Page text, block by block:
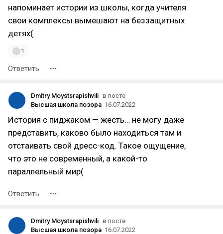
напоминает истории из школы, когда учителя
свои комплексы вымешают на беззащитных
детях(
1
Ответить
Dmitry Moystsrapishvili в посте
Высшая школа позора 16.07.2022
История с пиджаком — жесть… не могу даже
представить, каково было находиться там и
отстаивать свой дресс-код. Такое ощущение,
что это не современный, а какой-то
параллельный мир(
Ответить
Dmitry Moystsrapishvili в посте
Высшая школа позора 16.07.2022